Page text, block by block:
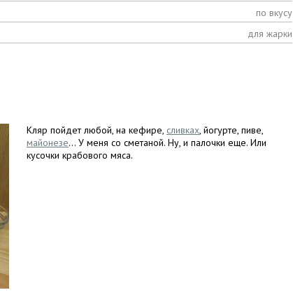
по вкусу
для жарки
Кляр пойдет любой, на кефире, сливках, йогурте, пиве,
майонезе… У меня со сметаной. Ну, и палочки еще. Или
кусочки крабового мяса.